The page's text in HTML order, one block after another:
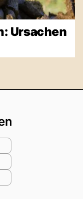
Ursachen